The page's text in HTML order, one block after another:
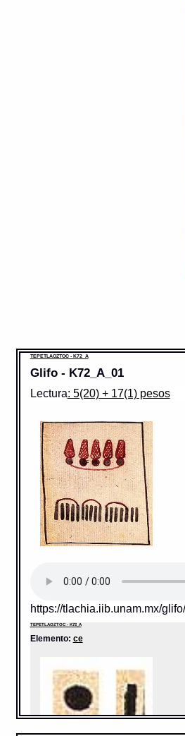
TEPETLAOZTOC - K72_A
Glifo - K72_A_01
Lectura: 5(20) + 17(1) pesos
https://tlachia.iib.unam.mx/
TEPETLAOZTOC - K72_A
Elemento: ce